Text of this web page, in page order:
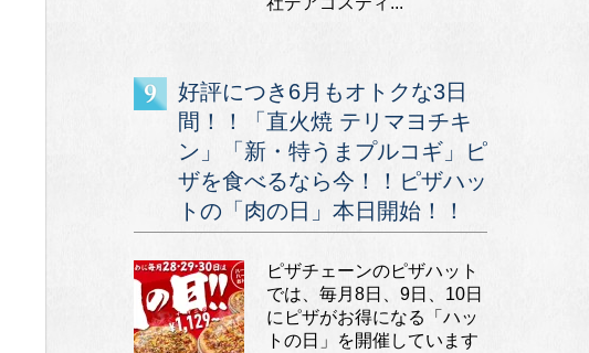
好評につき6月もオトクな3日
間！！「直火焼 テリマヨチキ
ン」「新・特うまプルコギ」ピ
ザを食べるなら今！！ピザハッ
トの「肉の日」本日開始！！
ピザチェーンのピザハット
では、毎月8日、9日、10日
にピザがお得になる「ハッ
トの日」を開催しています